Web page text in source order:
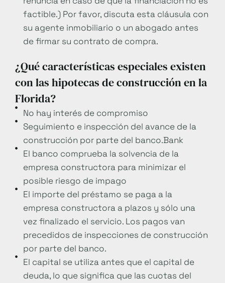
factible.) Por favor, discuta esta cláusula con
su agente inmobiliario o un abogado antes
de firmar su contrato de compra.
¿Qué características especiales existen
con las hipotecas de construcción en la
Florida?
No hay interés de compromiso
Seguimiento e inspección del avance de la
construcción por parte del banco.Bank
El banco comprueba la solvencia de la
empresa constructora para minimizar el
posible riesgo de impago
El importe del préstamo se paga a la
empresa constructora a plazos y sólo una
vez finalizado el servicio. Los pagos van
precedidos de inspecciones de construcción
por parte del banco.
El capital se utiliza antes que el capital de
deuda, lo que significa que las cuotas del